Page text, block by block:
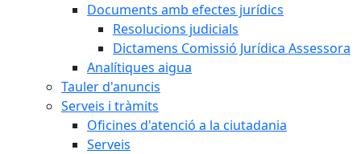
Documents amb efectes jurídics
Resolucions judicials
Dictamens Comissió Jurídica Assessora
Analítiques aigua
Tauler d'anuncis
Serveis i tràmits
Oficines d'atenció a la ciutadania
Serveis